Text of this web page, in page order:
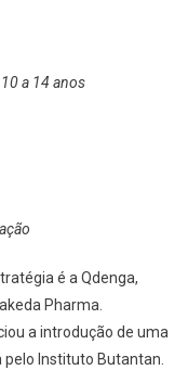
a 14 anos
é a Qdenga,
Pharma.
a introdução de uma
pelo Instituto Butantan.